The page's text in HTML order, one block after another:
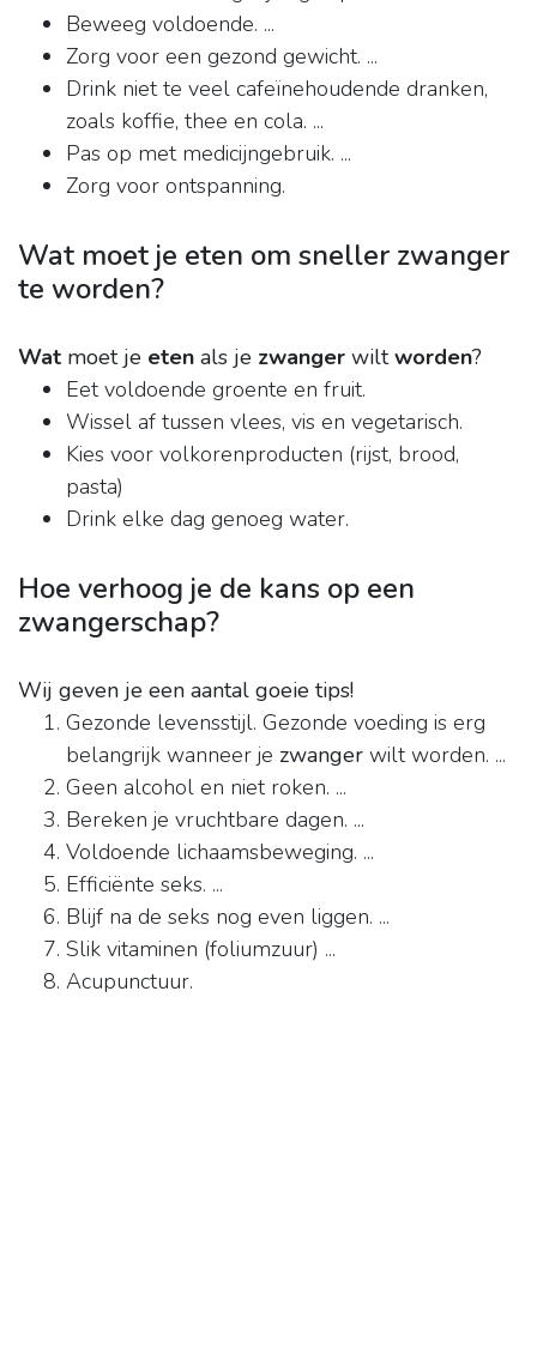
Beweeg voldoende. ...
Zorg voor een gezond gewicht. ...
Drink niet te veel cafeïnehoudende dranken,
zoals koffie, thee en cola. ...
Pas op met medicijngebruik. ...
Zorg voor ontspanning.
Wat moet je eten om sneller zwanger
te worden?
Wat moet je eten als je zwanger wiltworden?
Eet voldoende groente en fruit.
Wissel af tussen vlees, vis en vegetarisch.
Kies voor volkorenproducten (rijst, brood,
pasta)
Drink elke dag genoeg water.
Hoe verhoog je de kans op een
zwangerschap?
Wij geven je een aantal goeie tips!
Gezonde levensstijl. Gezonde voeding is erg
belangrijk wanneer je zwanger wilt worden. ...
Geen alcohol en niet roken. ...
Bereken je vruchtbare dagen. ...
Voldoende lichaamsbeweging. ...
Efficiënte seks. ...
Blijf na de seks nog even liggen. ...
Slik vitaminen (foliumzuur) ...
Acupunctuur.